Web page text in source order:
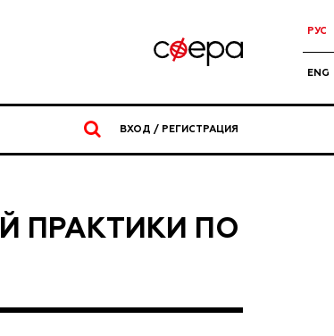
РУС
ENG
ВХОД / РЕГИСТРАЦИЯ
ПРАКТИКИ ПО